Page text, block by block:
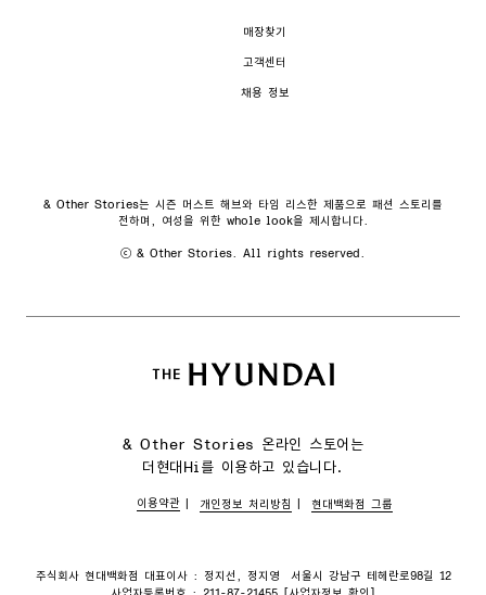
매장찾기
고객센터
채용 정보
& Other Stories는 시즌 머스트 해브와 타임 리스한 제품으로 패션 스토리를
전하며, 여성을 위한 whole look을 제시합니다.
ⓒ & Other Stories. All rights reserved.
& Other Stories 온라인 스토어는
더현대Hi를 이용하고 있습니다.
이용약관 개인정보 처리방침 현대백화점 그룹
주식회사 현대백화점 대표이사 : 정지선, 정지영
서울시 강남구 테헤란로98길 12